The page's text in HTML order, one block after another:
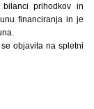
prihodkov in
financiranja in je
objavita na spletni